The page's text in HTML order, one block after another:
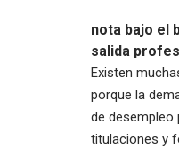
nota bajo el
salida
Existen
porque la
de desempleo
titulaciones y